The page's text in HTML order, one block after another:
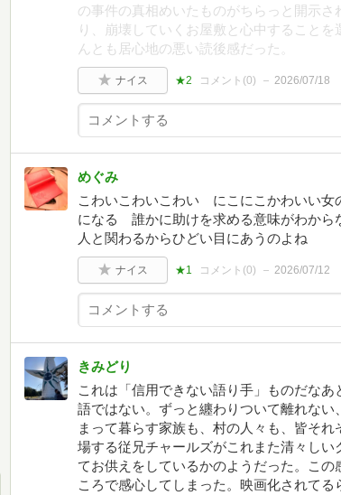
の事件の真相めいたものがちらっと開示
り、崩壊していくお屋敷と心中すること
んとも居心地の悪い読後感だった。
ナイス ★2 コメント(0) 2026/07/18
めぐみ
こわいこわいこわい にこにこかわいい
になる 誰かに助けを求める意味がわか
人と関わるからひどい目にあうのよね
ナイス ★1 コメント(0) 2026/07/12
きみどり
これは「信用できない語り手」ものだな
語ではない。ずっと纏わりついて離れな
まって暮らす家族も、村の人々も、皆そ
場する従兄チャールズがこれまた清々し
てお供えをしているかのようだった。こ
ころで感心してしまった。映画化されてる